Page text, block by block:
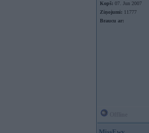
Kopš: 07. Jun 2007
Ziņojumi: 11777
Braucu ar: